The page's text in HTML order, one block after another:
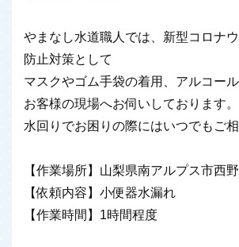
やまなし水道職人では、新型コロナ
防止対策として
マスクやゴム手袋の着用、アルコール
お客様の現場へお伺いしております。
水回りでお困りの際にはいつでもご相
【作業場所】山梨県南アルプス市西
【依頼内容】小便器水漏れ
【作業時間】1時間程度